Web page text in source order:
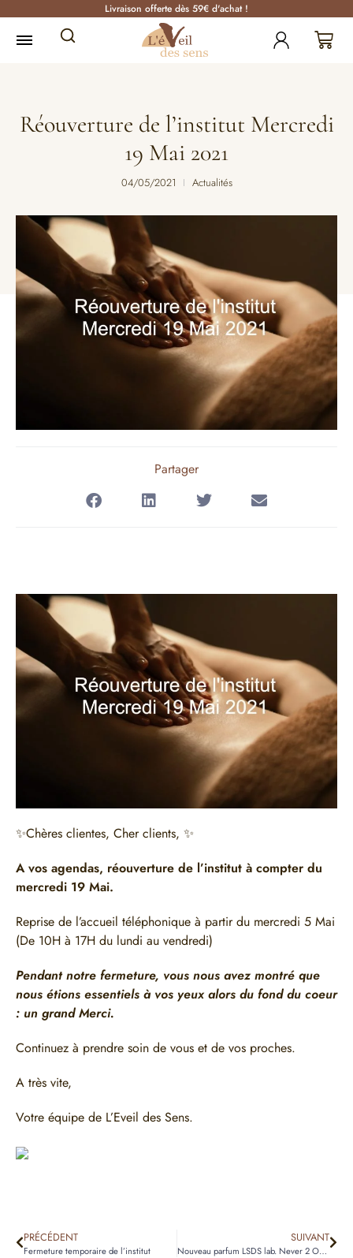
Livraison offerte dès 59€ d'achat !
Réouverture de l’institut Mercredi
19 Mai 2021
04/05/2021 Actualités
Partager
✨Chères clientes, Cher clients, ✨
A vos agendas, réouverture de l’institut à compter du
mercredi 19 Mai.
Reprise de l’accueil téléphonique à partir du mercredi 5 Mai
(De 10H à 17H du lundi au vendredi)
Pendant notre fermeture, vous nous avez montré que
nous étions essentiels à vos yeux alors du fond du coeur
: un grand Merci.
Continuez à prendre soin de vous et de vos proches.
A très vite,
Votre équipe de L’Eveil des Sens.
PRÉCÉDENT
Fermeture temporaire de l’institut
SUIVANT
Nouveau parfum LSDS lab. Never 2 OUD